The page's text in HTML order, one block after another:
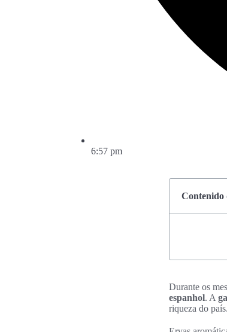
6:57 pm
Contenido
Durante os
espanhol. A
riqueza do